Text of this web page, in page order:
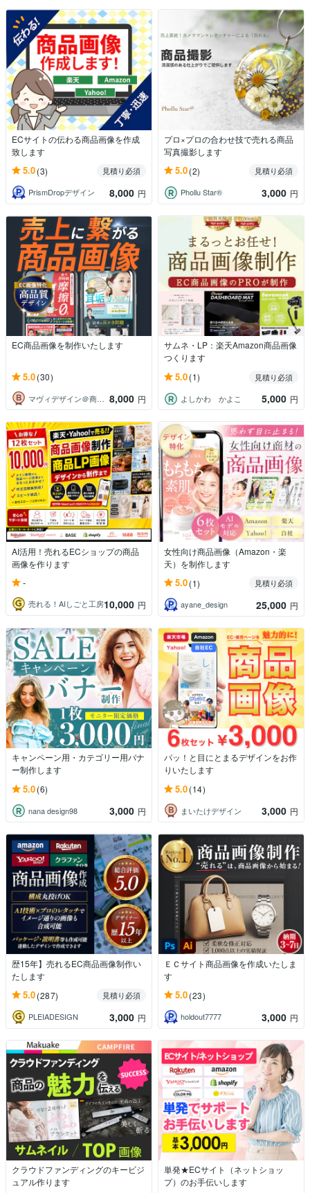
ECサイトの伝わる商品画像を作成
致します
5.0(3)
見積り必須
PrismDropデザイン
8,000 円
プロ×プロの合わせ技で売れる商品
写真撮影します
5.0(2)
見積り必須
Phollu Star®
3,000 円
EC商品画像を制作いたします
5.0(30)
マヴィデザイン＠商品画像専門デザイナー 8,000 円
サムネ・LP：楽天Amazon商品画像
つくります
5.0(1)
見積り必須
よしかわ かよこ
5,000 円
AI活用！売れるECショップの商品
画像を作ります
-
売れる！AIしごと工房10,000 円
女性向け商品画像（Amazon・楽
天）を制作します
5.0(1)
見積り必須
ayane_design
25,000 円
キャンペーン用・カテゴリー用バナ
ー制作します
5.0(6)
nana design98 3,000 円
パッ！と目にとまるデザインをお作
りいたします
5.0(14)
まいたけデザイン 3,000 円
歴15年】売れるEC商品画像制作い
たします
5.0(287)
見積り必須
PLEIADESIGN
3,000 円
ＥＣサイト商品画像を作成いたしま
す
5.0(23)
holdout7777 3,000 円
クラウドファンディングのキービジ
ュアル作ります
単発★ECサイト（ネットショッ
プ）のお手伝いします